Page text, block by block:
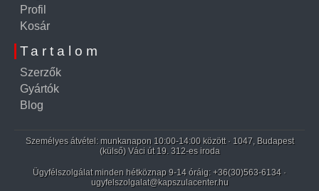
Profil
Kosár
Tartalom
Szerzők
Gyártók
Blog
Személyes átvétel: munkanapon 10:00-14:00 között · 1047, Budapest
(külső) Váci út 19. 312-es iroda
Ügyfélszolgálat minden hétköznap 9-14 óráig: +36(30)563-6134 ·
ugyfelszolgalat@kapszulacenter.hu